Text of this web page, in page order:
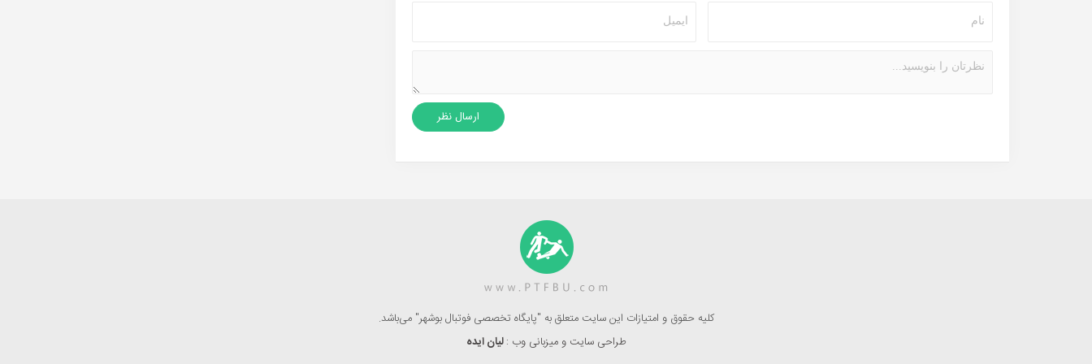
کلیه حقوق و امتیازات این سایت متعلق به "پایگاه تخصصی فوتبال بوشهر" می‌باشد.
طراحی سایت و میزبانی وب :لیان ایده